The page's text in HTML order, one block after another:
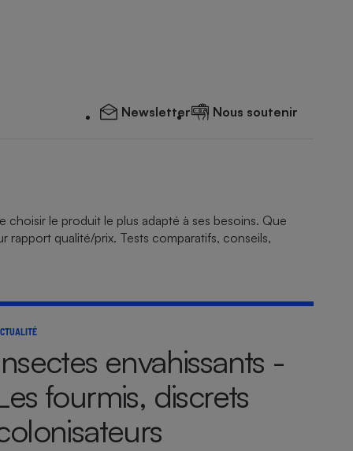
Newsletter Nous soutenir
le produit le plus adapté à ses besoins. Que
rapport qualité/prix. Tests comparatifs, conseils,
envahissants -
fourmis, discrets